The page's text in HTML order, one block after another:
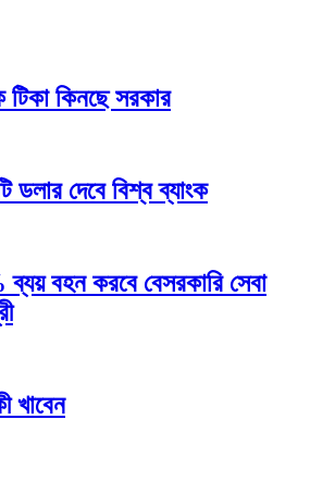
কিনছে সরকার
ডলার দেবে বিশ্ব ব্যাংক
ব্যয় বহন করবে বেসরকারি সেবা
খাবেন